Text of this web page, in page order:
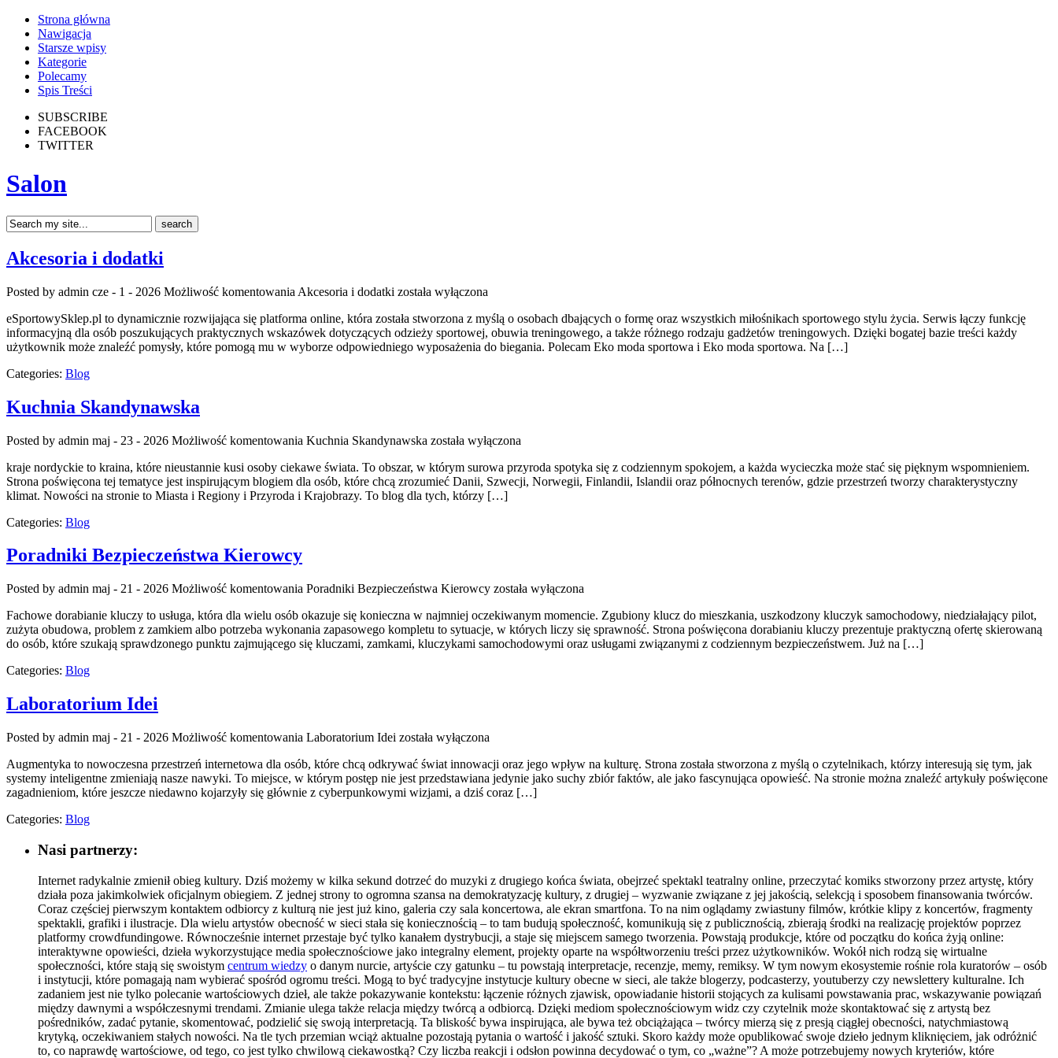
Strona główna
Nawigacja
Starsze wpisy
Kategorie
Polecamy
Spis Treści
SUBSCRIBE
FACEBOOK
TWITTER
Salon
Akcesoria i dodatki
Posted by admin cze - 1 - 2026 Możliwość komentowania Akcesoria i dodatki została wyłączona
eSportowySklep.pl to dynamicznie rozwijająca się platforma online, która została stworzona z myślą o osobach dbających o formę oraz wszystkich miłośnikach sportowego stylu życia. Serwis łączy funkcję
informacyjną dla osób poszukujących praktycznych wskazówek dotyczących odzieży sportowej, obuwia treningowego, a także różnego rodzaju gadżetów treningowych. Dzięki bogatej bazie treści każdy
użytkownik może znaleźć pomysły, które pomogą mu w wyborze odpowiedniego wyposażenia do biegania. Polecam Eko moda sportowa i Eko moda sportowa. Na […]
Categories: Blog
Kuchnia Skandynawska
Posted by admin maj - 23 - 2026 Możliwość komentowania Kuchnia Skandynawska została wyłączona
kraje nordyckie to kraina, które nieustannie kusi osoby ciekawe świata. To obszar, w którym surowa przyroda spotyka się z codziennym spokojem, a każda wycieczka może stać się pięknym wspomnieniem.
Strona poświęcona tej tematyce jest inspirującym blogiem dla osób, które chcą zrozumieć Danii, Szwecji, Norwegii, Finlandii, Islandii oraz północnych terenów, gdzie przestrzeń tworzy charakterystyczny
klimat. Nowości na stronie to Miasta i Regiony i Przyroda i Krajobrazy. To blog dla tych, którzy […]
Categories: Blog
Poradniki Bezpieczeństwa Kierowcy
Posted by admin maj - 21 - 2026 Możliwość komentowania Poradniki Bezpieczeństwa Kierowcy została wyłączona
Fachowe dorabianie kluczy to usługa, która dla wielu osób okazuje się konieczna w najmniej oczekiwanym momencie. Zgubiony klucz do mieszkania, uszkodzony kluczyk samochodowy, niedziałający pilot,
zużyta obudowa, problem z zamkiem albo potrzeba wykonania zapasowego kompletu to sytuacje, w których liczy się sprawność. Strona poświęcona dorabianiu kluczy prezentuje praktyczną ofertę skierowaną
do osób, które szukają sprawdzonego punktu zajmującego się kluczami, zamkami, kluczykami samochodowymi oraz usługami związanymi z codziennym bezpieczeństwem. Już na […]
Categories: Blog
Laboratorium Idei
Posted by admin maj - 21 - 2026 Możliwość komentowania Laboratorium Idei została wyłączona
Augmentyka to nowoczesna przestrzeń internetowa dla osób, które chcą odkrywać świat innowacji oraz jego wpływ na kulturę. Strona została stworzona z myślą o czytelnikach, którzy interesują się tym, jak
systemy inteligentne zmieniają nasze nawyki. To miejsce, w którym postęp nie jest przedstawiana jedynie jako suchy zbiór faktów, ale jako fascynująca opowieść. Na stronie można znaleźć artykuły poświęcone
zagadnieniom, które jeszcze niedawno kojarzyły się głównie z cyberpunkowymi wizjami, a dziś coraz […]
Categories: Blog
Nasi partnerzy:
Internet radykalnie zmienił obieg kultury. Dziś możemy w kilka sekund dotrzeć do muzyki z drugiego końca świata, obejrzeć spektakl teatralny online, przeczytać komiks stworzony przez artystę, który
działa poza jakimkolwiek oficjalnym obiegiem. Z jednej strony to ogromna szansa na demokratyzację kultury, z drugiej – wyzwanie związane z jej jakością, selekcją i sposobem finansowania twórców.
Coraz częściej pierwszym kontaktem odbiorcy z kulturą nie jest już kino, galeria czy sala koncertowa, ale ekran smartfona. To na nim oglądamy zwiastuny filmów, krótkie klipy z koncertów, fragmenty
spektakli, grafiki i ilustracje. Dla wielu artystów obecność w sieci stała się koniecznością – to tam budują społeczność, komunikują się z publicznością, zbierają środki na realizację projektów poprzez
platformy crowdfundingowe. Równocześnie internet przestaje być tylko kanałem dystrybucji, a staje się miejscem samego tworzenia. Powstają produkcje, które od początku do końca żyją online:
interaktywne opowieści, dzieła wykorzystujące media społecznościowe jako integralny element, projekty oparte na współtworzeniu treści przez użytkowników. Wokół nich rodzą się wirtualne
społeczności, które stają się swoistym centrum wiedzy o danym nurcie, artyście czy gatunku – tu powstają interpretacje, recenzje, memy, remiksy. W tym nowym ekosystemie rośnie rola kuratorów – osób
i instytucji, które pomagają nam wybierać spośród ogromu treści. Mogą to być tradycyjne instytucje kultury obecne w sieci, ale także blogerzy, podcasterzy, youtuberzy czy newslettery kulturalne. Ich
zadaniem jest nie tylko polecanie wartościowych dzieł, ale także pokazywanie kontekstu: łączenie różnych zjawisk, opowiadanie historii stojących za kulisami powstawania prac, wskazywanie powiązań
między dawnymi a współczesnymi trendami. Zmianie ulega także relacja między twórcą a odbiorcą. Dzięki mediom społecznościowym widz czy czytelnik może skontaktować się z artystą bez
pośredników, zadać pytanie, skomentować, podzielić się swoją interpretacją. Ta bliskość bywa inspirująca, ale bywa też obciążająca – twórcy mierzą się z presją ciągłej obecności, natychmiastową
krytyką, oczekiwaniem stałych nowości. Na tle tych przemian wciąż aktualne pozostają pytania o wartość i jakość sztuki. Skoro każdy może opublikować swoje dzieło jednym kliknięciem, jak odróżnić
to, co naprawdę wartościowe, od tego, co jest tylko chwilową ciekawostką? Czy liczba reakcji i odsłon powinna decydować o tym, co „ważne”? A może potrzebujemy nowych kryteriów, które